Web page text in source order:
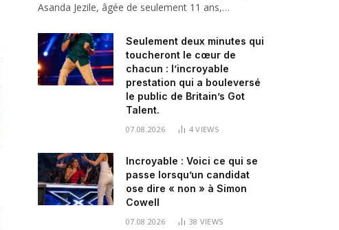
Asanda Jezile, âgée de seulement 11 ans,…
Seulement deux minutes qui
toucheront le cœur de
chacun : l’incroyable
prestation qui a bouleversé
le public de Britain’s Got
Talent.
07.08.2026 4VIEWS
Incroyable : Voici ce qui se
passe lorsqu’un candidat
ose dire « non » à Simon
Cowell
07.08.2026 38 VIEWS